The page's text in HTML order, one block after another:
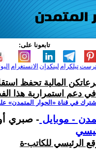
تابعونا على:
الانستغرام لينكدإن تيلكرام
المالية تحفظ
دعم استمرارية هذا
في قناة ‫«الحوار المتمدن»
- موبايل - صبري
الرئيسي للكاتب-ة